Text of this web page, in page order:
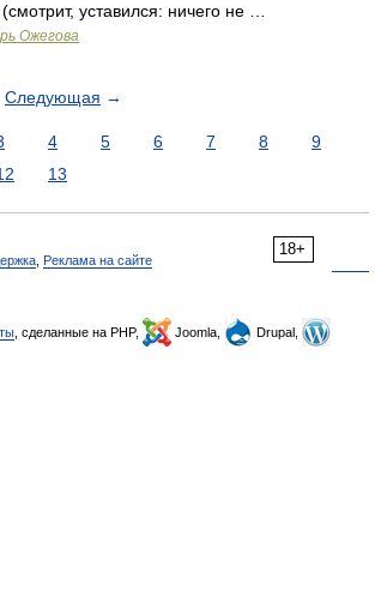
уставился: ничего не …
Ожегова
Следующая →
4 5 6 7 8
9
13
18+
Реклама на сайте
, сделанные на PHP, Joomla,
Drupal,